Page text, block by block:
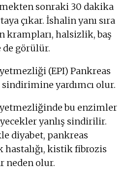
sonraki 30 dakika
çıkar. İshalin yanı sıra
krampları, halsizlik, baş
de görülür.
(EPI) Pankreas
sindirimine yardımcı olur.
bu enzimler
yanlış sindirilir.
diyabet, pankreas
hastalığı, kistik fibrozis
neden olur.